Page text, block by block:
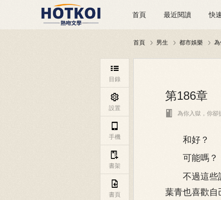
首頁 最近閱讀 快
首頁  男生  都市娛樂 
第186章
 為你入獄，你卻
和好？
可能嗎？
不過這些話
葉青也喜歡自

目錄

設置
手機

書架

書頁